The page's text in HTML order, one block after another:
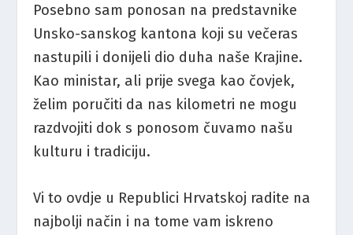
Posebno sam ponosan na predstavnike
Unsko-sanskog kantona koji su večeras
nastupili i donijeli dio duha naše Krajine.
Kao ministar, ali prije svega kao čovjek,
želim poručiti da nas kilometri ne mogu
razdvojiti dok s ponosom čuvamo našu
kulturu i tradiciju.
Vi to ovdje u Republici Hrvatskoj radite na
najbolji način i na tome vam iskreno